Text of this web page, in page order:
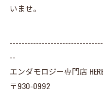
いませ。
--
エンダモロジー専門店
〒930-0992